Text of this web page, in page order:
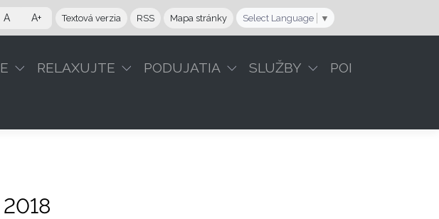
A A+ Textová verzia RSS Mapa stránky Select Language ▼
RELAXUJTE PODUJATIA SLUŽBY POI